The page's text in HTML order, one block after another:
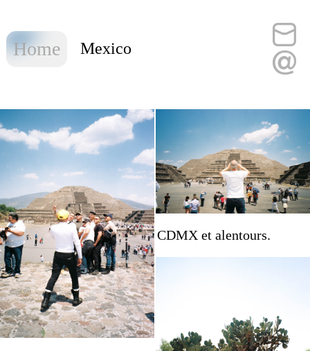
Home Mexico
CDMX et alentours.